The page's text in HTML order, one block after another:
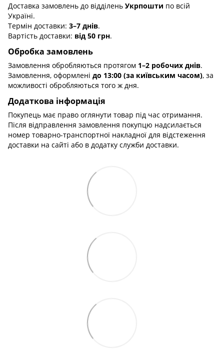
Доставка замовлень до відділень Укрпошти по всій
Україні.
Термін доставки: 3–7 днів.
Вартість доставки: від 50 грн.
Обробка замовлень
Замовлення обробляються протягом 1–2 робочих днів.
Замовлення, оформлені до 13:00 (за київським часом), за
можливості обробляються того ж дня.
Додаткова інформація
Покупець має право оглянути товар під час отримання.
Після відправлення замовлення покупцю надсилається
номер товарно-транспортної накладної для відстеження
доставки на сайті або в додатку служби доставки.